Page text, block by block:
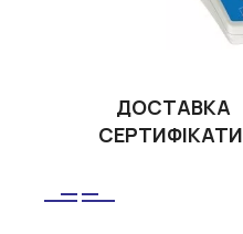
ДОСТАВКА
СЕРТИФІКАТИ